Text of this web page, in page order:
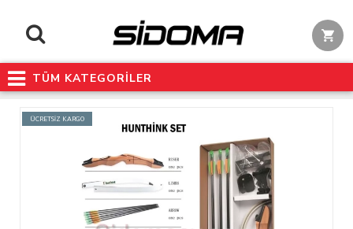
TÜM KATEGORİLER
ÜCRETSİZ KARGO